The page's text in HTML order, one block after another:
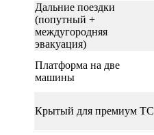
Дальние поездки
(попутный +
междугородняя
эвакуация)
Платформа на две
машины
Крытый для премиум ТС